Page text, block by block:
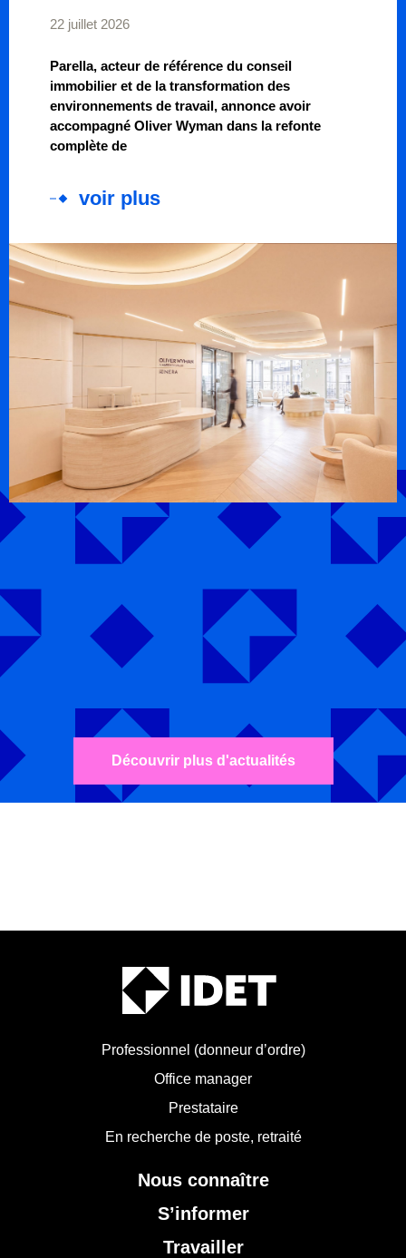
22 juillet 2026
Parella, acteur de référence du conseil
immobilier et de la transformation des
environnements de travail, annonce avoir
accompagné Oliver Wyman dans la refonte
complète de
voir plus
Découvrir plus d'actualités
Professionnel (donneur d’ordre)
Office manager
Prestataire
En recherche de poste, retraité
Nous connaître
S’informer
Travailler